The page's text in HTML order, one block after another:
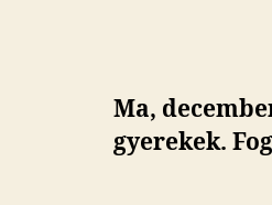
Ma,
gyerekek.